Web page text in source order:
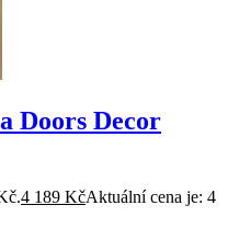
Doors Decor
4 189 KčAktuální cena je: 4